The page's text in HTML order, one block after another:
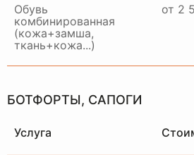
Обувь
комбинированная
(кожа+замша,
ткань+кожа...)
от 2
БОТФОРТЫ, САПОГИ
Услуга
ЗАКАЗАТЬ ДОСТАВКУ
состоянии в удобное для вас
время и место